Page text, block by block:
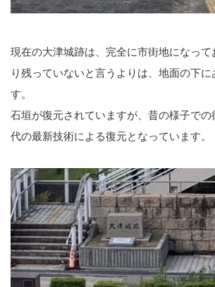
現在の大津城跡は、完全に市街地になって
り残っていないと言うよりは、地面の下
す。
石垣が復元されていますが、昔の様子での
代の最新技術による復元となっています。